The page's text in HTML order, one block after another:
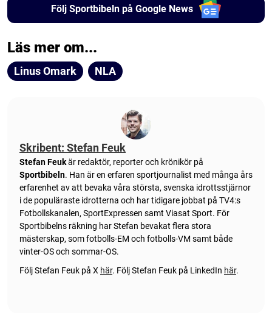
Följ Sportbibeln på Google News
Läs mer om...
Linus Omark NLA
Skribent: Stefan Feuk
Stefan Feukär redaktör, reporter och krönikör på
Sportbibeln. Han är en erfaren sportjournalist med många års
erfarenhet av att bevaka våra största, svenska idrottsstjärnor
i de populäraste idrotterna och har tidigare jobbat på TV4:s
Fotbollskanalen, SportExpressen samt Viasat Sport. För
Sportbibelns räkning har Stefan bevakat flera stora
mästerskap, som fotbolls-EM och fotbolls-VM samt både
vinter-OS och sommar-OS.
Följ Stefan Feuk på X här. Följ Stefan Feuk på LinkedIn här.